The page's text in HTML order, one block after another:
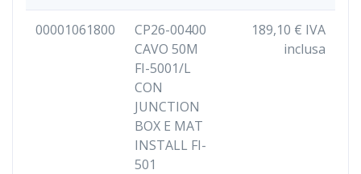
00001061800
CP26-00400
CAVO 50M
FI-5001/L
CON
JUNCTION
BOX E MAT
INSTALL FI-
501
189,10 € IVA
inclusa